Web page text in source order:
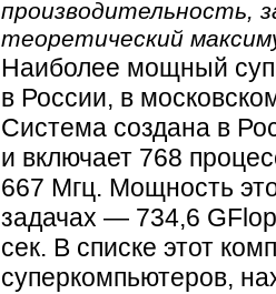
производительность,
теоретический
Наиболее мощный
в России, в
Система создана в
и включает 768
667 Мгц. Мощность
задачах — 734,6
сек. В списке этот
суперкомпьютеров,